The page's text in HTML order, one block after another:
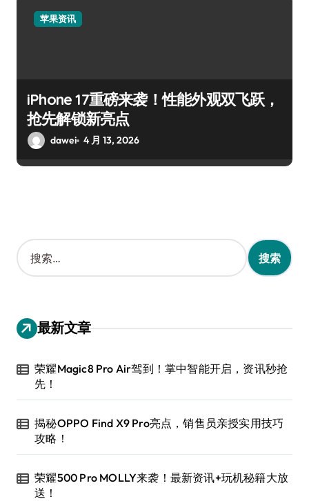
苹果资讯
iPhone 17重磅来袭！性能外观双飞跃，
抢先解锁新亮点
dawei 4 月 13, 2026
搜
索
：
最新文章
荣耀Magic8 Pro Air驾到！掌中智能开启，资讯秒抢
先！
揭秘OPPO Find X9 Pro亮点，销售员亲授实用技巧
攻略！
荣耀500 Pro MOLLY来袭！最新资讯+玩机秘籍大放
送！